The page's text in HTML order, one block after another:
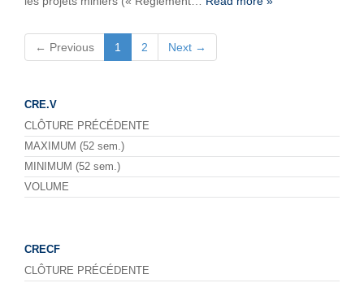
← Previous 1 2 Next →
CRE.V
CLÔTURE PRÉCÉDENTE
MAXIMUM (52 sem.)
MINIMUM (52 sem.)
VOLUME
CRECF
CLÔTURE PRÉCÉDENTE